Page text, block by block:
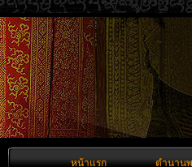
หน้าแรก ตำนาน